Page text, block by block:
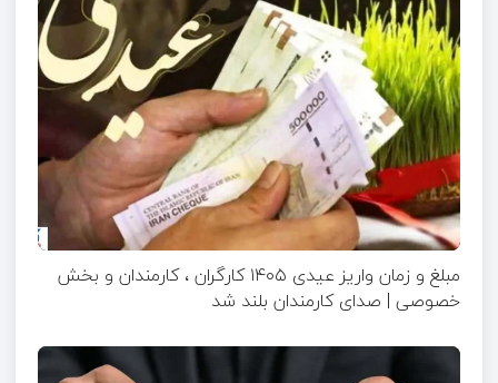
مبلغ و زمان واریز عیدی ۱۴۰۵ کارگران ، کارمندان و بخش
خصوصی | صدای کارمندان بلند شد